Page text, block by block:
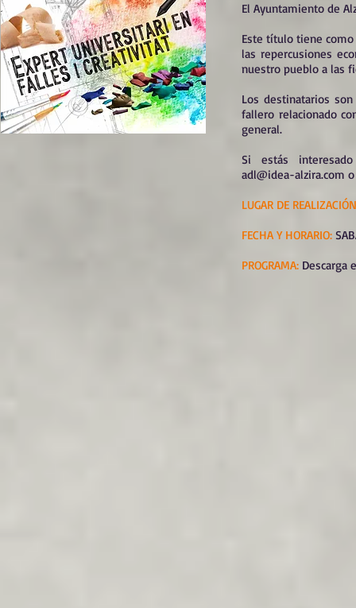
El Ayuntamiento de
Este título tiene
las repercusiones
nuestro pueblo a las
Los destinatarios
fallero relacionado
general.
Si estás
adl@idea-alzira.com
LUGAR DE
FECHA Y HORARIO:
PROGRAMA: Descarga